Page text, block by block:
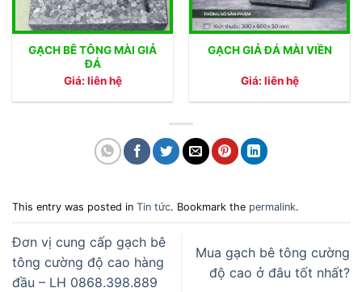
GẠCH BÊ TÔNG MÀI GIẢ
ĐÁ
Giá: liên hệ
GẠCH GIẢ ĐÁ MÀI VIỀN
Giá: liên hệ
This entry was posted in Tin tức. Bookmark the permalink.
Đơn vị cung cấp gạch bê
tông cường độ cao hàng
đầu – LH 0868.398.889
Mua gạch bê tông cường
độ cao ở đâu tốt nhất?